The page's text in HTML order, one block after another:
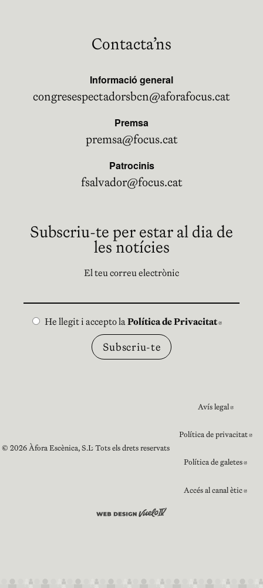
Contacta’ns
Informació general
congresespectadorsbcn@aforafocus.cat
Premsa
premsa@focus.cat
Patrocinis
fsalvador@focus.cat
Subscriu-te per estar al dia de
les notícies
El teu correu electrònic
He llegit i accepto laPolítica de Privacitat Abre en
© 2026 Àfora Escènica, S.L. Tots els drets reservats
Avís legal Abre
Política de privacitat
Política de galetes
Accés al canal ètic